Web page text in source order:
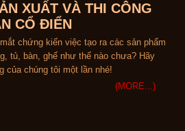
XUẤT VÀ THI CÔNG
CỔ ĐIỂN
chứng kiến việc tạo ra các sản phẩm
tủ, bàn, ghế như thế nào chưa? Hãy
của chúng tôi một lần nhé!
(MORE...)